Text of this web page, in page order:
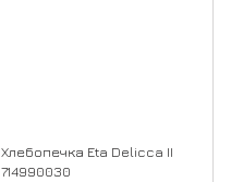
Хлебопечка Eta Delicca II
714990030